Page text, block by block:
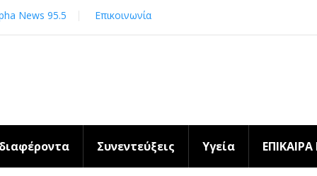
News 95.5 Επικοινωνία
Συνεντεύξεις Υγεία